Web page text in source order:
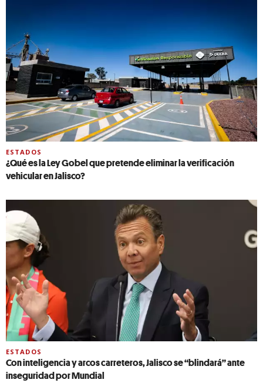
ESTADOS
¿Qué es la Ley Gobel que pretende eliminar la verificación
vehicular en Jalisco?
ESTADOS
Con inteligencia y arcos carreteros, Jalisco se “blindará” ante
inseguridad por Mundial